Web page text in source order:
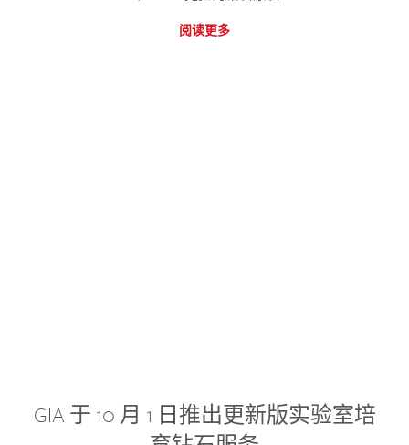
阅读更多
GIA 于 10 月 1 日推出更新版实验室培